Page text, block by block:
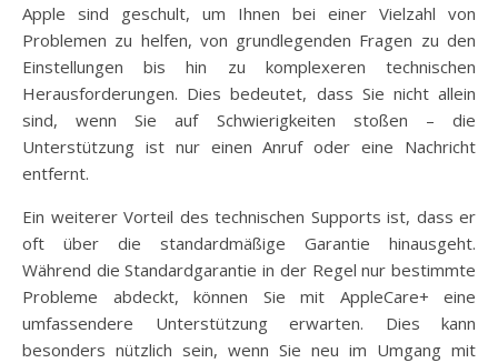
Apple sind geschult, um Ihnen bei einer Vielzahl von
Problemen zu helfen, von grundlegenden Fragen zu den
Einstellungen bis hin zu komplexeren technischen
Herausforderungen. Dies bedeutet, dass Sie nicht allein
sind, wenn Sie auf Schwierigkeiten stoßen – die
Unterstützung ist nur einen Anruf oder eine Nachricht
entfernt.
Ein weiterer Vorteil des technischen Supports ist, dass er
oft über die standardmäßige Garantie hinausgeht.
Während die Standardgarantie in der Regel nur bestimmte
Probleme abdeckt, können Sie mit AppleCare+ eine
umfassendere Unterstützung erwarten. Dies kann
besonders nützlich sein, wenn Sie neu im Umgang mit